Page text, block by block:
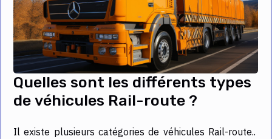
Quelles sont les différents types
de véhicules Rail-route ?
Il existe plusieurs catégories de véhicules Rail-route..